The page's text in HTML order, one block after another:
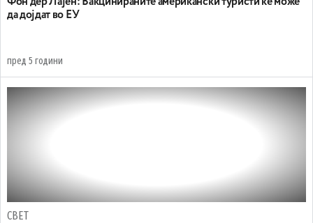
да дојдат во ЕУ
пред 5 години
СВЕТ